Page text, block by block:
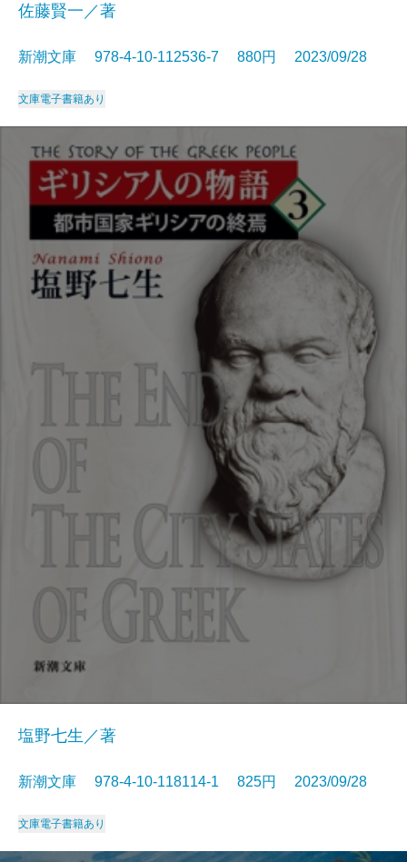
佐藤賢一／著
新潮文庫 978-4-10-112536-7 880円 2023/09/28
文庫電子書籍あり
塩野七生／著
新潮文庫 978-4-10-118114-1 825円 2023/09/28
文庫電子書籍あり